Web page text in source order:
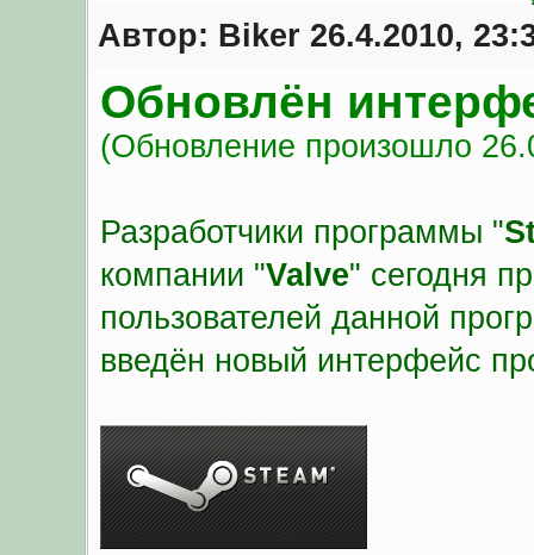
Автор: Biker 26.4.2010,
Обновлён
(Обновление произошло
Разработчики программы "
компании "Valve" сегодня
пользователей данной
введён новый интерфейс